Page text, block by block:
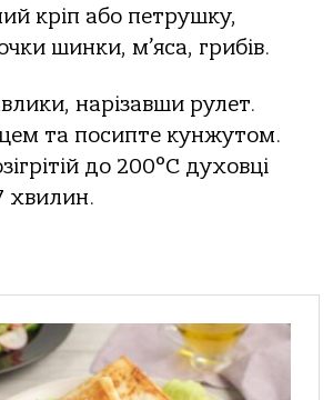
кріп або петрушку,
шинки, м’яса, грибів.
нарізавши рулет.
та посипте кунжутом.
до 200°C духовці
хвилин.